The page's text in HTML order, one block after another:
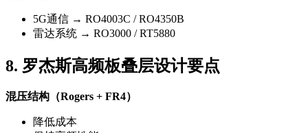
5G通信 → RO4003C / RO4350B
雷达系统 → RO3000 / RT5880
8. 罗杰斯高频板叠层设计要点
混压结构（Rogers + FR4）
降低成本